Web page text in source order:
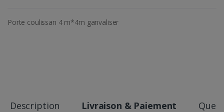
Porte coulissan 4 m*4m ganvaliser
Description Livraison & Paiement